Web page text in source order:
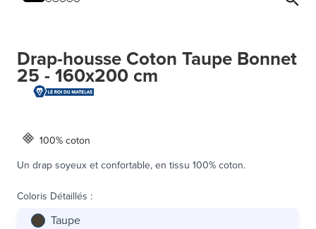
Drap-housse Coton Taupe Bonnet
25 - 160x200 cm
100% coton
Un drap soyeux et confortable, en tissu 100% coton.
Coloris Détaillés :
Taupe